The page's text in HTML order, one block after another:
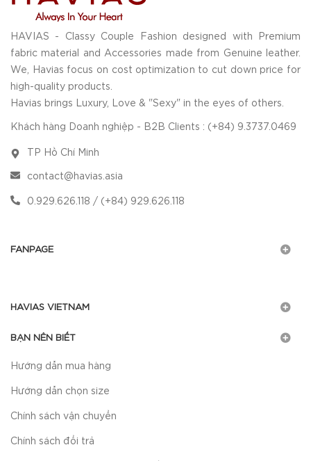
HAVIAS - Classy Couple Fashion designed with Premium
fabric material and Accessories made from Genuine leather.
We, Havias focus on cost optimization to cut down price for
high-quality products.
Havias brings Luxury, Love & "Sexy" in the eyes of others.
Khách hàng Doanh nghiệp - B2B Clients : (+84) 9.3737.0469
TP Hồ Chí Minh
contact@havias.asia
0.929.626.118 / (+84) 929.626.118
FANPAGE
HAVIAS VIETNAM
BẠN NÊN BIẾT
Hướng dẫn mua hàng
Hướng dẫn chọn size
Chính sách vận chuyển
Chính sách đổi trả